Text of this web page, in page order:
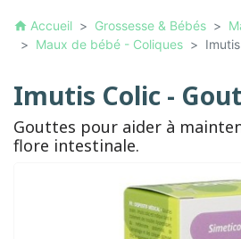
home Accueil Grossesse & Bébés
Maux de bébé - Coliques
Imutis Colic -
Gouttes pour aider à
flore intestinale.